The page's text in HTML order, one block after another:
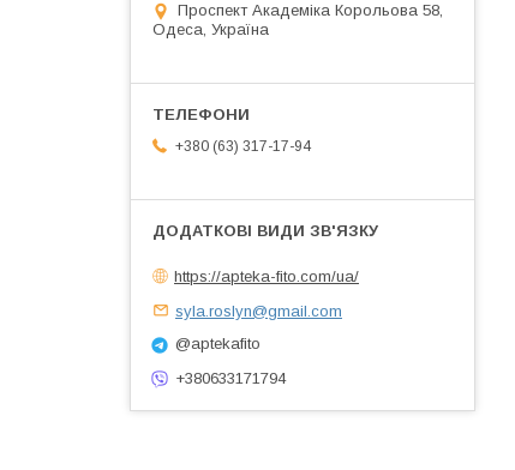
Проспект Академіка Корольова 58,
Одеса, Україна
+380 (63) 317-17-94
https://apteka-fito.com/ua/
syla.roslyn@gmail.com
@aptekafito
+380633171794